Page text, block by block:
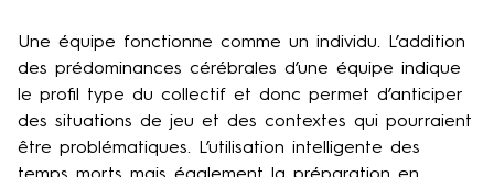
Une équipe fonctionne comme un individu. L’addition
des prédominances cérébrales d’une équipe indique
le profil type du collectif et donc permet d’anticiper
des situations de jeu et des contextes qui pourraient
être problématiques. L’utilisation intelligente des